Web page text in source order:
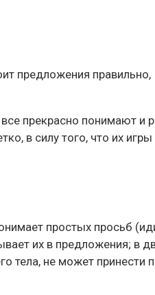
предложения правильно,
прекрасно понимают и
в силу того, что их
простых просьб
их в предложения; в
тела, не может принести